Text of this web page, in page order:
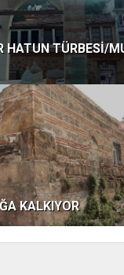
HATUN TÜRBESİ/
KALKIYOR